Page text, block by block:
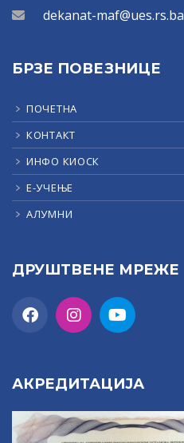
dekanat-maf@ues.rs.ba
БРЗЕ ПОВЕЗНИЦЕ
ПОЧЕТНА
КОНТАКТ
ИНФО КИОСК
Е-УЧЕЊЕ
АЛУМНИ
ДРУШТВЕНЕ МРЕЖЕ
АКРЕДИТАЦИЈА